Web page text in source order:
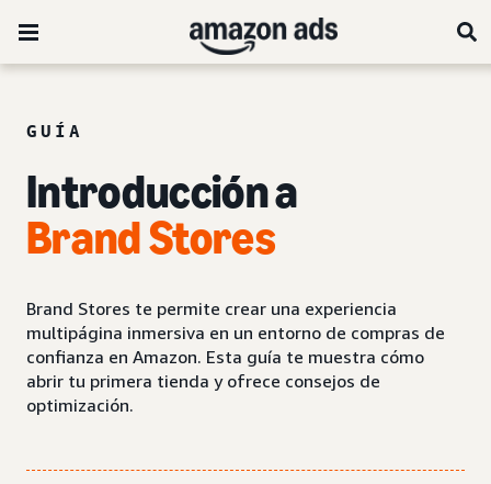
GUÍA
Introducción a
Brand Stores
Brand Stores te permite crear una experiencia
multipágina inmersiva en un entorno de compras de
confianza en Amazon. Esta guía te muestra cómo
abrir tu primera tienda y ofrece consejos de
optimización.